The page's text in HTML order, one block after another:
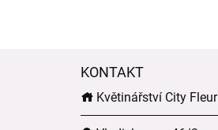
KONTAKT
Květinářství City Fleur